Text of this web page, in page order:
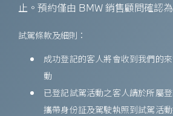
止。預約僅由 BMW 銷售顧問確認
試駕條款及細則：
成功登記的客人將會收到我們的
動
已登記試駕活動之客人請於所屬
攜帶身份証及駕駛執照到試駕活